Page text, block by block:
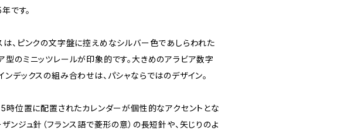
です。
は、ピンクの文字盤に控えめなシルバー色であしらわれた
型のミニッツレールが印象的です。大きめのアラビア数字
ンデックスの組み合わせは、パシャならではのデザイン。
5時位置に配置されたカレンダーが個性的なアクセントとな
ザンジュ針（フランス語で菱形の意）の長短針や、矢じりのよ